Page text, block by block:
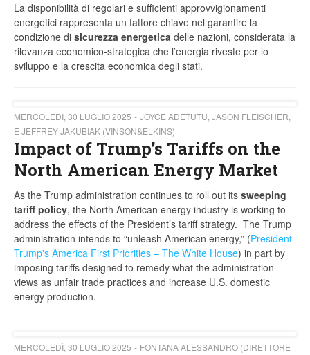
La disponibilità di regolari e sufficienti approvvigionamenti
energetici rappresenta un fattore chiave nel garantire la
condizione di sicurezza energetica delle nazioni, considerata la
rilevanza economico-strategica che l’energia riveste per lo
sviluppo e la crescita economica degli stati.
MERCOLEDÌ, 30 LUGLIO 2025
JOYCE ADETUTU, JASON FLEISCHER,
E JEFFREY JAKUBIAK (VINSON&ELKINS)
Impact of Trump’s Tariffs on the
North American Energy Market
As the Trump administration continues to roll out its sweeping
tariff policy, the North American energy industry is working to
address the effects of the President’s tariff strategy. The Trump
administration intends to “unleash American energy,” (President
Trump's America First Priorities – The White House) in part by
imposing tariffs designed to remedy what the administration
views as unfair trade practices and increase U.S. domestic
energy production.
MERCOLEDÌ, 30 LUGLIO 2025
FONTANA ALESSANDRO (DIRETTORE